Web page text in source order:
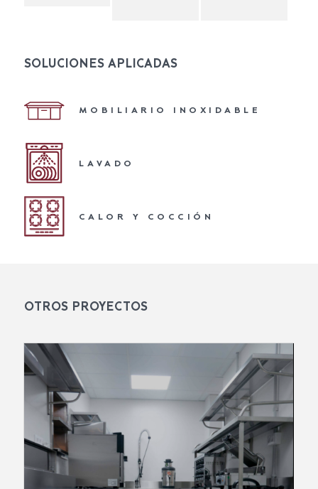
SOLUCIONES APLICADAS
MOBILIARIO INOXIDABLE
LAVADO
CALOR Y COCCIÓN
OTROS PROYECTOS